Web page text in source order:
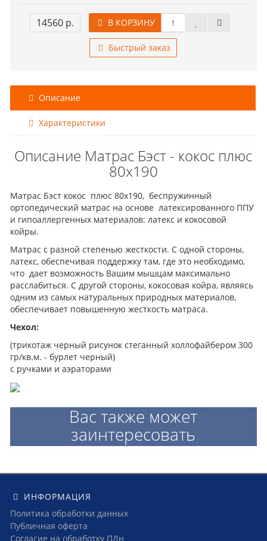
14560 р. В КОРЗИНУ
Быстрый заказ
Описание
Характеристики
Описание Матрас Бэст - кокос плюс
80x190
Матрас Бэст кокос плюс 80x190, беспружинный
ортопедический матрас на основе латексированного ППУ
и гипоаллергенных материалов: латекс и кокосовой
койры.
Матрас с разной степенью жесткости. С одной стороны,
латекс, обеспечивая поддержку там, где это необходимо,
что дает возможность Вашим мышцам максимально
расслабиться. С другой стороны, кокосовая койра, являясь
одним из самых натуральных природных материалов,
обеспечивает повышенную жесткость матраса.
Чехол:
(трикотаж черный рисунок стеганный холлофайбером 300
гр/кв.м. - бурлет черный)
с ручками и аэраторами
Вас также может
заинтересовать
ИНФОРМАЦИЯ
Политика обработки данных
Публичная оферта
Согласие на обработку ПДн